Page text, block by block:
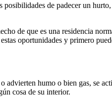
de padecer un
de que es una residencia
oportunidades y primero
advierten humo o bien gas, se
cosa de su interior.